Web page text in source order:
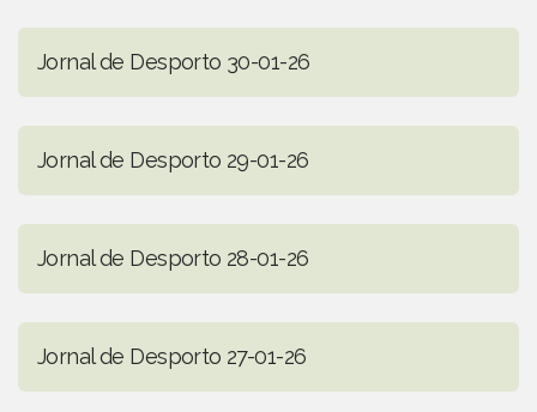
Jornal de Desporto 30-01-26
Jornal de Desporto 29-01-26
Jornal de Desporto 28-01-26
Jornal de Desporto 27-01-26